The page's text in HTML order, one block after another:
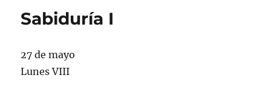
Sabiduría I
27 de mayo
Lunes VIII